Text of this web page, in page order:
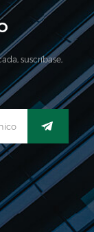
suscríbase,